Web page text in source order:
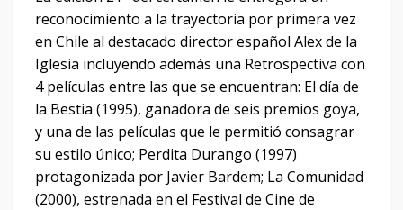
reconocimiento a la trayectoria por primera vez
en Chile al destacado director español Alex de la
Iglesia incluyendo además una Retrospectiva con
4 películas entre las que se encuentran: El día de
la Bestia (1995), ganadora de seis premios goya,
y una de las películas que le permitió consagrar
su estilo único; Perdita Durango (1997)
protagonizada por Javier Bardem; La Comunidad
(2000), estrenada en el Festival de Cine de